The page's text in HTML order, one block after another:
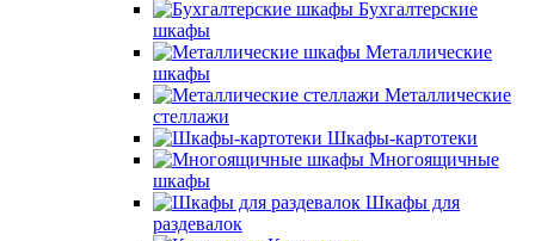
Бухгалтерские
шкафы
Металлические
шкафы
Металлические
стеллажи
Шкафы-картотеки
Многоящичные
шкафы
Шкафы для
раздевалок